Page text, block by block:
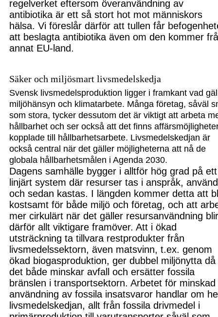
regelverket eftersom överanvändning av
antibiotika är ett så stort hot mot människors
hälsa. Vi föreslårdärföratt tullen får
att beslagta antibiotika även om den kommer
annat EU-land.
Säker och miljösmart livsmedelskedja
Svensk livsmedelsproduktion ligger i framkant vad
miljöhänsyn och klimatarbete. Många företag, såväl
som stora, tycker dessutom det är viktigt att arbeta
hållbarhet och ser också att det finns
kopplade till hållbarhetsarbete. Livsmedelskedjan är
också central när det gäller möjligheterna att nå de
globala hållbarhetsmålen i Agenda 2030.
Dagens samhälle bygger i alltför hög grad på ett
linjärt system där resurser tas i anspråk,
och sedan kastas. I längden kommer detta att
kostsamt för både miljö och företag, och att
mer cirkulärt när det gäller resursanvändning
därför allt viktigare framöver.Att i ökad
utsträckning ta tillvara restprodukter från
livsmedelssektorn, även matsvinn, t.ex. genom
ökad biogasproduktion, ger dubbel miljönytta då
det både minskar avfall och ersätter fossila
bränslen i transportsektorn. Arbetet för minskad
användning av fossila insatsvaror handlar om
livsmedelskedjan, allt från fossila drivmedel i